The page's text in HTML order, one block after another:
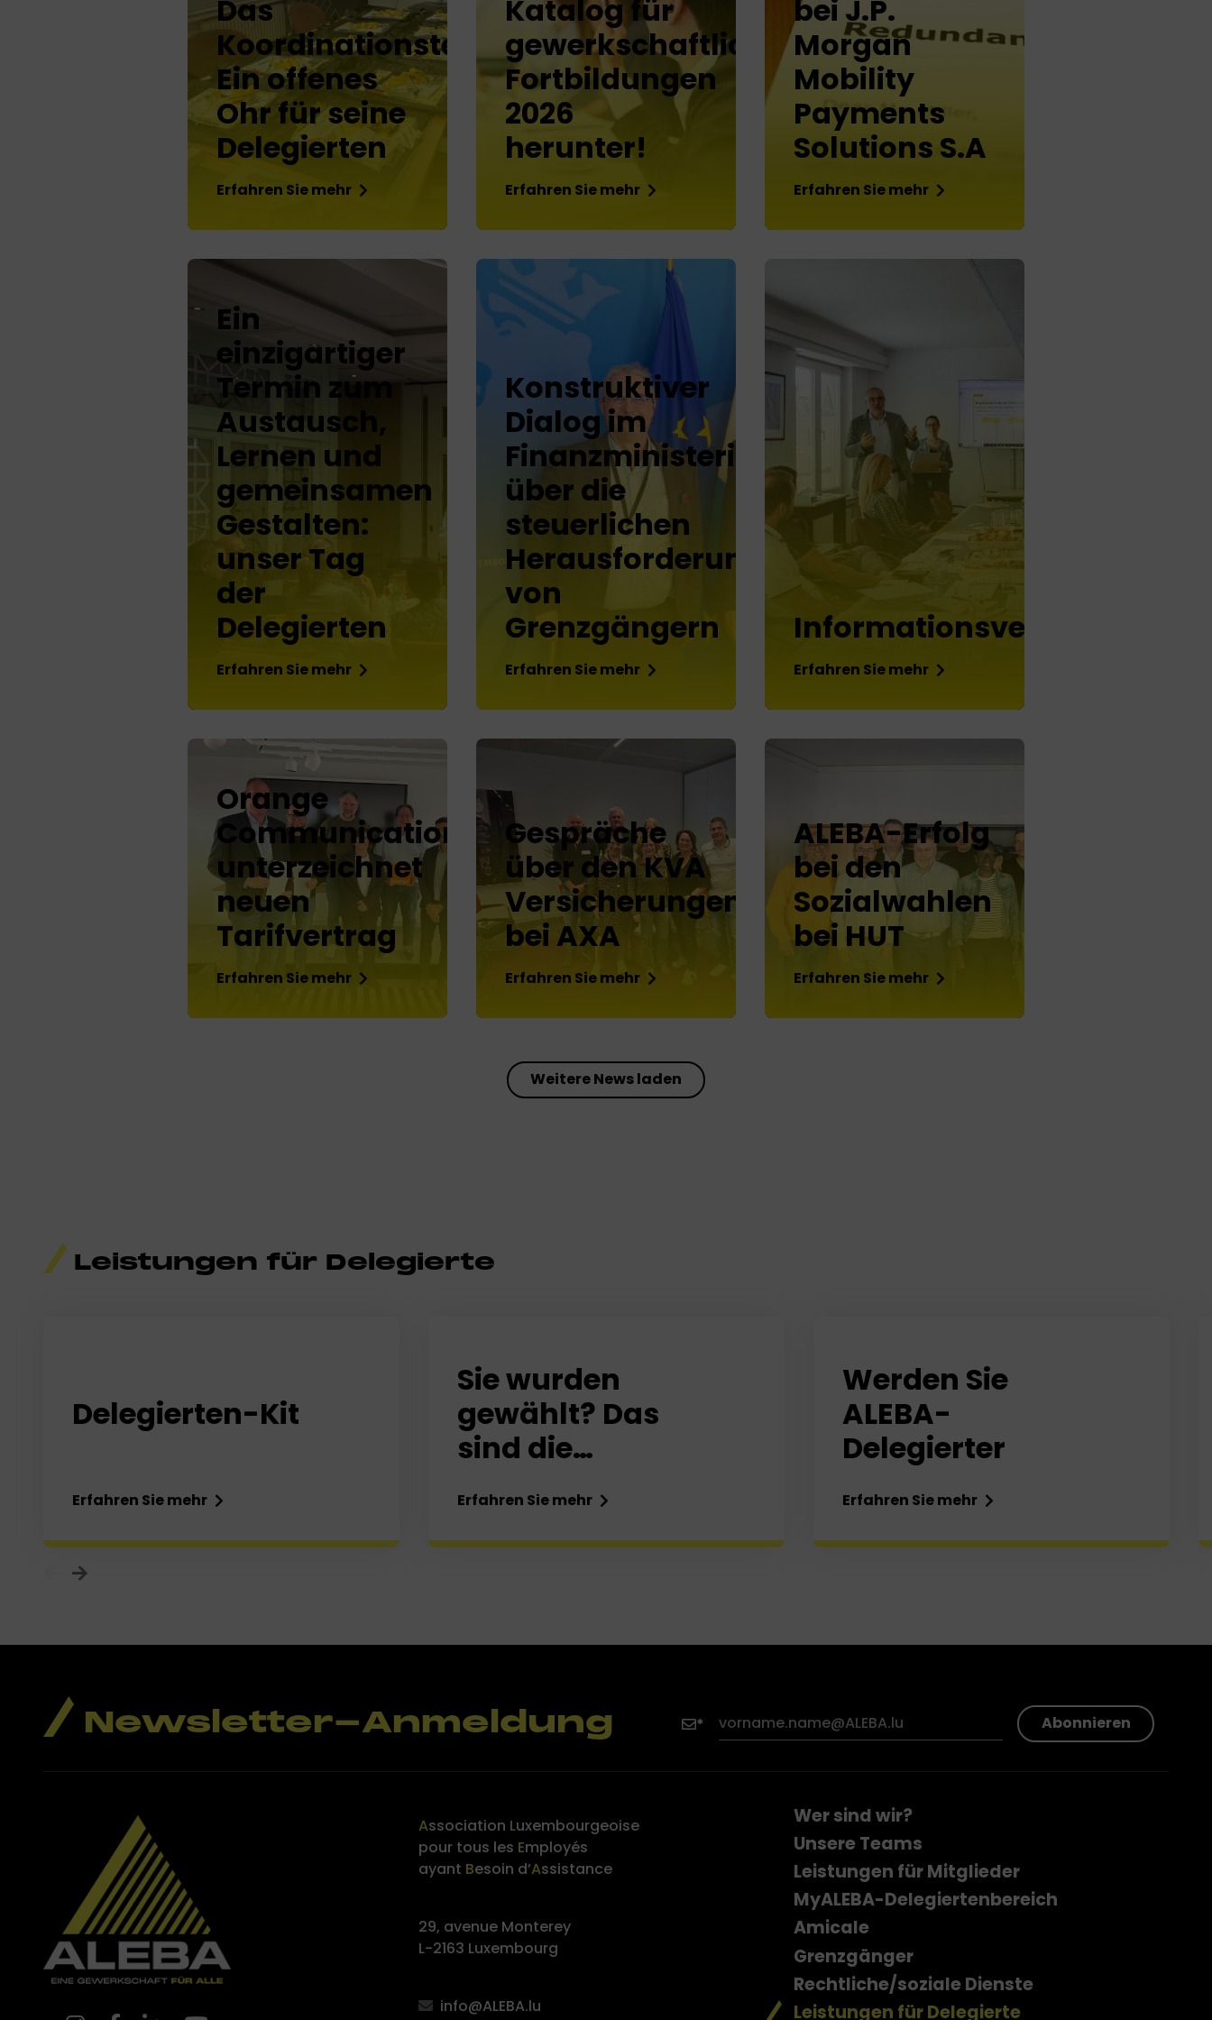
Das
Koordinationsteam:
Ein offenes
Ohr für seine
Delegierten
Erfahren Sie mehr
Katalog für
gewerkschaftliche
Fortbildungen
2026
herunter!
Erfahren Sie mehr
bei J.P.
Morgan
Mobility
Payments
Solutions S.A
Erfahren Sie mehr
Ein
einzigartiger
Termin zum
Austausch,
Lernen und
gemeinsamen
Gestalten:
unser Tag
der
Delegierten
Erfahren Sie mehr
Konstruktiver
Dialog im
Finanzministerium
über die
steuerlichen
Herausforderungen
von
Grenzgängern
Erfahren Sie mehr
Informationsveranstaltung
Erfahren Sie mehr
Orange
Communications
unterzeichnet
neuen
Tarifvertrag
Erfahren Sie mehr
Gespräche
über den KVA
Versicherungen
bei AXA
Erfahren Sie mehr
ALEBA-Erfolg
bei den
Sozialwahlen
bei HUT
Erfahren Sie mehr
Weitere News laden
Leistungen für Delegierte
Delegierten-Kit
Erfahren Sie mehr
Sie wurden
gewählt? Das
sind die
Schritte!
Erfahren Sie mehr
Werden Sie
ALEBA-
Delegierter
Erfahren Sie mehr
Newsletter-Anmeldung Abonnieren
Association Luxembourgeoise
pour tous les Employés
ayant Besoin d’Assistance
29, avenue Monterey
L-2163 Luxembourg
info@ALEBA.lu
Wer sind wir?
Unsere Teams
Leistungen für Mitglieder
MyALEBA-Delegiertenbereich
Amicale
Grenzgänger
Rechtliche/soziale Dienste
Leistungen für Delegierte